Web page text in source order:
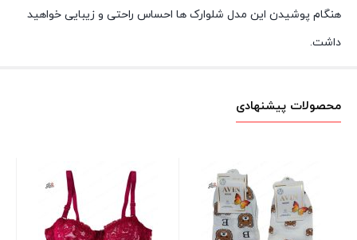
هنگام پوشیدن این مدل شلوارک ها احساس راحتی و زیبایی خواهید
داشت.
محصولات پیشنهادی